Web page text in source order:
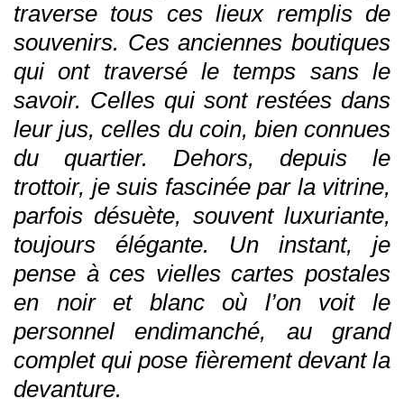
traverse tous ces lieux remplis de
souvenirs. Ces anciennes boutiques
qui ont traversé le temps sans le
savoir. Celles qui sont restées dans
leur jus, celles du coin, bien connues
du quartier. Dehors, depuis le
trottoir, je suis fascinée par la vitrine,
parfois désuète, souvent luxuriante,
toujours élégante. Un instant, je
pense à ces vielles cartes postales
en noir et blanc où l’on voit le
personnel endimanché, au grand
complet qui pose fièrement devant la
devanture.